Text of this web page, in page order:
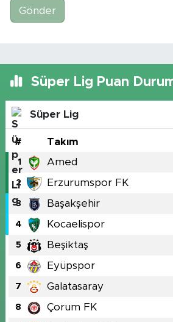
Gönder
Süper Lig Puan
Süper Lig
# Takım
1 Amed
2 Erzurumspor FK
3 Başakşehir
4 Kocaelispor
5 Beşiktaş
6 Eyüpspor
7 Galatasaray
8 Çorum FK